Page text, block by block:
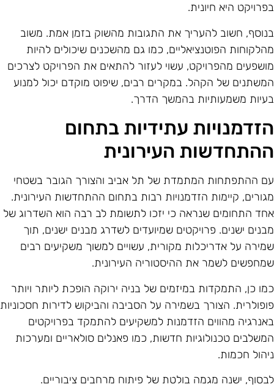
היא חיונית.
חשוב להעריך את התגובות מהשוק בזמן אמת. משוב
הפוטנציאליים, כמו גם מהשכנים שיכולים להיות
מהפרויקט, עשוי לעזור להתאים את הפרויקט לצרכים
של הקהל. במקרים רבים, שיפוט מוקדם יכול למנוע
משמעותיות בהמשך הדרך.
עתידיות בתחום
העירונית
ההתפתחות המתמדת של תל אביב והצורך הגובר בשטחי
קיימות הזדמנויות רבות בתחום ההתחדשות העירונית.
התחומים שנראה כי יזכו לתשומת לב רבה הוא השדרוג של
ישנים. פרויקטים שמיועדים לשדרג מבנים ישנים, תוך
על אדריכלות מקורית, עשויים למשוך משקיעים רבים
לשמר את ההיסטוריה העירונית.
כן, התמקדות במיזמים של בניה ירוקה הופכת ליותר ויותר
הצורך בשמירה על הסביבה והביקוש לדירות חסכוניות
מהווים הזדמנות למשקיעים להתמקד בפרויקטים
טכנולוגיות חדשות, כמו פאנלים סולאריים ומערכות
חכמות.
ישנה מגמה בולטת של פיתוח מרחבים ציבוריים.